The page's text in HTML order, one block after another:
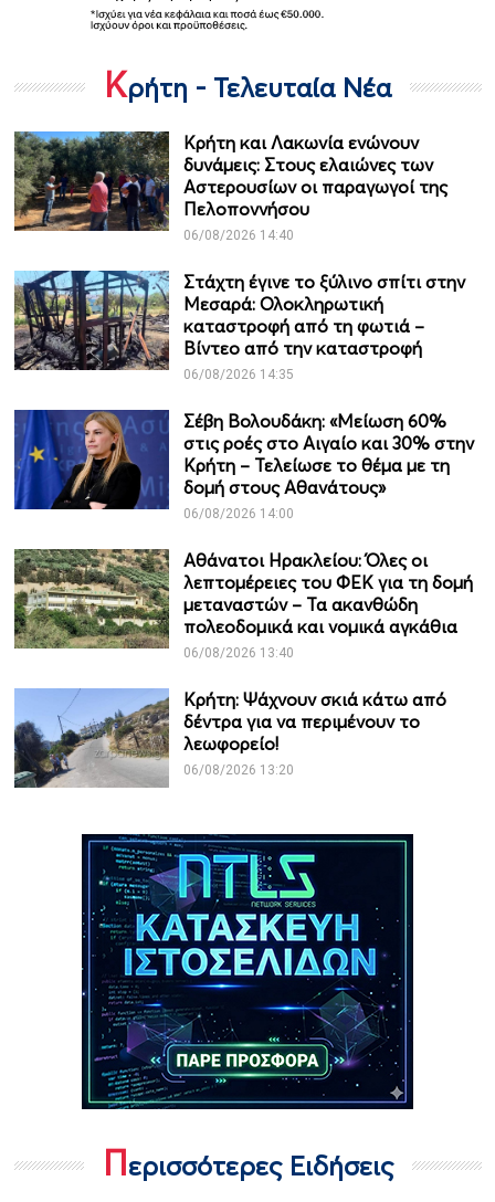
Κρήτη - Τελευταία Νέα
Κρήτη και Λακωνία ενώνουν
δυνάμεις: Στους ελαιώνες των
Αστερουσίων οι παραγωγοί της
Πελοποννήσου
06/08/2026 14:40
Στάχτη έγινε το ξύλινο σπίτι στην
Μεσαρά: Ολοκληρωτική
καταστροφή από τη φωτιά –
Βίντεο από την καταστροφή
06/08/2026 14:35
Σέβη Βολουδάκη: «Μείωση 60%
στις ροές στο Αιγαίο και 30% στην
Κρήτη – Τελείωσε το θέμα με τη
δομή στους Αθανάτους»
06/08/2026 14:00
Αθάνατοι Ηρακλείου: Όλες οι
λεπτομέρειες του ΦΕΚ για τη δομή
μεταναστών – Τα ακανθώδη
πολεοδομικά και νομικά αγκάθια
06/08/2026 13:40
Κρήτη: Ψάχνουν σκιά κάτω από
δέντρα για να περιμένουν το
λεωφορείο!
06/08/2026 13:20
Περισσότερες Ειδήσεις